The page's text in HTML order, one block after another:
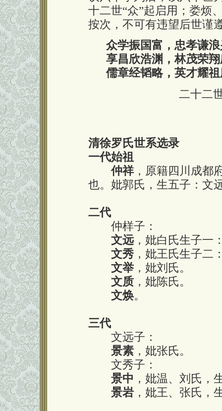
十二世“众”起启用；娄烦
按次，不可有违望后世谨
众学振国富，忠孝谦
享昌欣浩渊，林茂荣
儒章经韬略，英才耀
二十二
清徐罗氏世系选录
一代始祖
仲祥，原籍四川成都
也。妣郭氏，生五子：文
二代
仲样子：
文远 ，妣白氏生子一
文秀 ，妣王氏生子二
文举 ，妣刘氏。
文质 ，妣陈氏。
文焕。
三代
文远子：
景素 ，妣张氏。
文秀子：
景中 ，妣温、刘氏，
景岩 ，妣王、张氏，